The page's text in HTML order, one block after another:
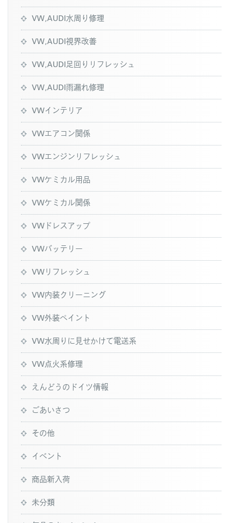
VW,AUDI水周り修理
VW,AUDI視界改善
VW,AUDI足回りリフレッシュ
VW,AUDI雨漏れ修理
VWインテリア
VWエアコン関係
VWエンジンリフレッシュ
VWケミカル用品
VWケミカル関係
VWドレスアップ
VWバッテリー
VWリフレッシュ
VW内装クリーニング
VW外装ペイント
VW水周りに見せかけて電送系
VW点火系修理
えんどうのドイツ情報
ごあいさつ
その他
イベント
商品新入荷
未分類